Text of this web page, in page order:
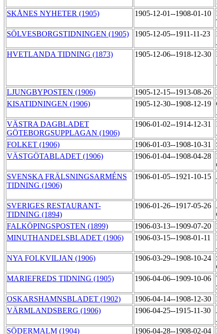
SKÅNES NYHETER (1905)
1905-12-01--1908-01-10
SÖLVESBORGSTIDNINGEN (1905)
1905-12-05--1911-11-23
HVETLANDA TIDNING (1873)
1905-12-06--1918-12-30
LJUNGBYPOSTEN (1906) 1905-12-15--1913-08-26
KISATIDNINGEN (1906)
1905-12-30--1908-12-19
VÄSTRA DAGBLADET
GÖTEBORGSUPPLAGAN (1906)
1906-01-02--1914-12-31
FOLKET (1906)
1906-01-03--1908-10-31
VÄSTGÖTABLADET (1906)
1906-01-04--1908-04-28
SVENSKA FRÄLSNINGSARMÉNS
TIDNING (1906)
1906-01-05--1921-10-15
SVERIGES RESTAURANT-
TIDNING (1894)
1906-01-26--1917-05-26
FALKÖPINGSPOSTEN (1899)
1906-03-13--1909-07-20
MINUTHANDELSBLADET (1906)
1906-03-15--1908-01-11
NYA FOLKVILJAN (1906)
1906-03-29--1908-10-24
MARIEFREDS TIDNING (1905)
1906-04-06--1909-10-06
OSKARSHAMNSBLADET (1902)
1906-04-14--1908-12-30
VÄRMLANDSBERG (1906)
1906-04-25--1915-11-30
SÖDERMALM (1904)
1906-04-28--1908-02-04